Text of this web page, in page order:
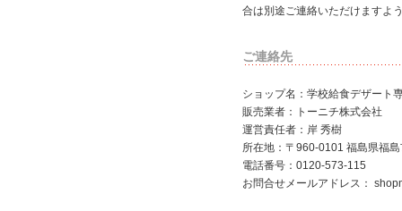
合は別途ご連絡いただけますよ
ご連絡先
ショップ名：学校給食デザー
販売業者：トーニチ株式会社
運営責任者：岸 秀樹
所在地：〒960-0101 福島県福
電話番号：0120-573-115
お問合せメールアドレス：